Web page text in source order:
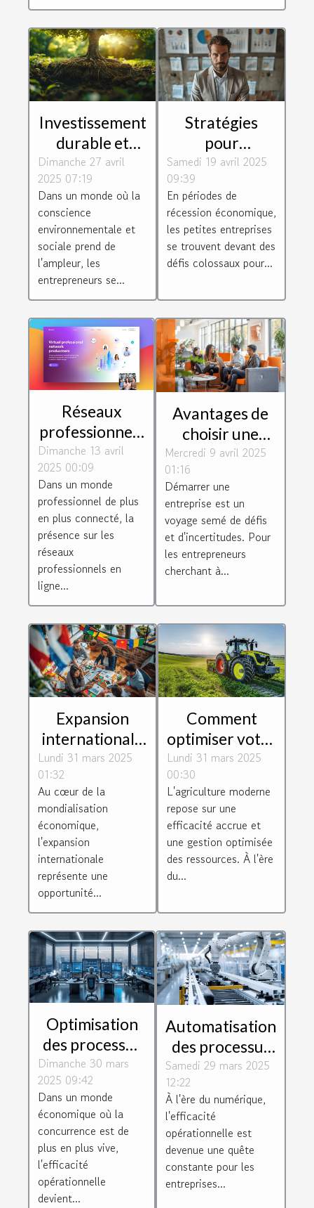
Investissement
durable et
rentable
perspectives
pour les
entrepreneurs
Dimanche 27 avril
2025 07:19
Dans un monde où la
conscience
environnementale et
sociale prend de
l'ampleur, les
entrepreneurs se...
Stratégies
pour
maximiser les
bénéfices des
petites
entreprises en
période de
récession
Samedi 19 avril 2025
09:39
En périodes de
récession économique,
les petites entreprises
se trouvent devant des
défis colossaux pour...
Réseaux
professionnels
en ligne
maximiser son
influence pour
accélérer sa
croissance
Dimanche 13 avril
2025 00:09
Dans un monde
professionnel de plus
en plus connecté, la
présence sur les
réseaux
professionnels en
ligne...
Avantages de
choisir une
pépinière
d'entreprises
pour le
développement
de start-ups
Mercredi 9 avril 2025
01:16
Démarrer une
entreprise est un
voyage semé de défis
et d'incertitudes. Pour
les entrepreneurs
cherchant à...
Expansion
internationale
pour les PMEs
stratégies pour
surmonter les
barrières
culturelles et
linguistiques
Lundi 31 mars 2025
01:32
Au cœur de la
mondialisation
économique,
l'expansion
internationale
représente une
opportunité...
Comment
optimiser votre
exploitation
agricole avec
des
équipements
modernes
Lundi 31 mars 2025
00:30
L'agriculture moderne
repose sur une
efficacité accrue et
une gestion optimisée
des ressources. À l'ère
du...
Optimisation
des processus
d'affaires pour
maximiser
l'efficacité
opérationnelle
Dimanche 30 mars
2025 09:42
Dans un monde
économique où la
concurrence est de
plus en plus vive,
l'efficacité
opérationnelle
devient...
Automatisation
des processus
d'affaires
augmenter
l'efficacité
opérationnelle
dans votre
entreprise
Samedi 29 mars 2025
12:22
À l'ère du numérique,
l'efficacité
opérationnelle est
devenue une quête
constante pour les
entreprises...